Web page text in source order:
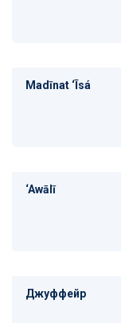
Madīnat ‘Īsá
‘Awālī
Джуффейр